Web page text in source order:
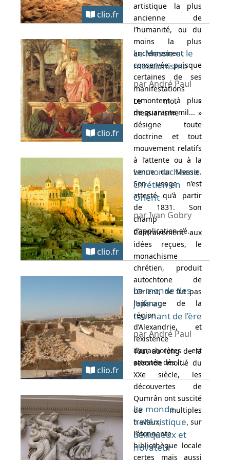
clio.fr
artistique la plus
ancienne de
l’humanité, ou du
moins la plus
anciennement
conservée, puisque
certaines de ses
manifestations
remontent à plus
de quarante mil...
clio.fr
Le Messie et le
messianisme
par André Paul
Le mot «
messianisme »
désigne toute
doctrine et tout
mouvement relatifs
à l’attente ou à la
venue du Messie.
Son usage n’est
attesté qu’à partir
de 1831. Son
champ
d’application s’é...
clio.fr
Le monachisme
chrétien en
Orient
par Ivan Gobry
Contrairement aux
idées reçues, le
monachisme
chrétien, produit
autochtone de
l’Orient, ne fut pas
l’apanage de la
région
d’Alexandrie, et
l’existence
d’anachorètes est
attestée dès l...
clio.fr
Le monde des
juifs au
tournant de l’ère
par André Paul
Tout au long de la
seconde moitié du
XXe siècle, les
découvertes de
Qumrân ont suscité
de multiples
travaux, sur
l’étonnante
bibliothèque locale
certes mais aussi
Le monde
hellénistique,
belliqueux et
novateur